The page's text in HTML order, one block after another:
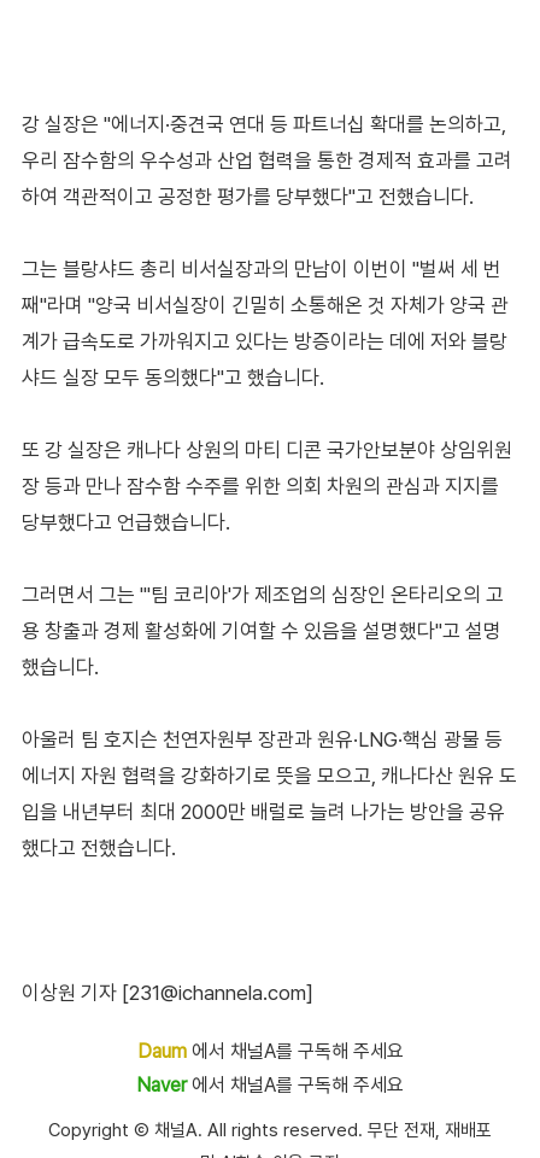
강 실장은 "에너지·중견국 연대 등 파트너십 확대를 논의하고,
우리 잠수함의 우수성과 산업 협력을 통한 경제적 효과를 고려
하여 객관적이고 공정한 평가를 당부했다"고 전했습니다.
그는 블랑샤드 총리 비서실장과의 만남이 이번이 "벌써 세 번
째"라며 "양국 비서실장이 긴밀히 소통해온 것 자체가 양국 관
계가 급속도로 가까워지고 있다는 방증이라는 데에 저와 블랑
샤드 실장 모두 동의했다"고 했습니다.
또 강 실장은 캐나다 상원의 마티 디콘 국가안보분야 상임위원
장 등과 만나 잠수함 수주를 위한 의회 차원의 관심과 지지를
당부했다고 언급했습니다.
그러면서 그는 "'팀 코리아'가 제조업의 심장인 온타리오의 고
용 창출과 경제 활성화에 기여할 수 있음을 설명했다"고 설명
했습니다.
아울러 팀 호지슨 천연자원부 장관과 원유·LNG·핵심 광물 등
에너지 자원 협력을 강화하기로 뜻을 모으고, 캐나다산 원유 도
입을 내년부터 최대 2000만 배럴로 늘려 나가는 방안을 공유
했다고 전했습니다.
이상원 기자 [231@ichannela.com]
Daum에서 채널A를 구독해 주세요
Naver에서 채널A를 구독해 주세요
Copyright Ⓒ 채널A. All rights reserved. 무단 전재, 재배포